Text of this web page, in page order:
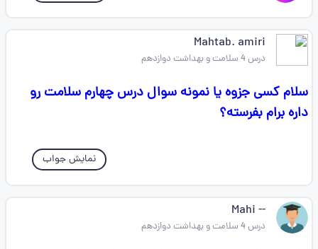
Mahtab. amiri
درس 4 سلامت و بهداشت دوازدهم
سلام کسی جزوه یا نمونه سوال درس چهارم سلامت رو
داره برام بفرسته؟
نمایش جواب
-- Mahi
درس 4 سلامت و بهداشت دوازدهم